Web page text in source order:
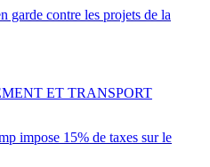
garde contre les projets de la
impose 15% de taxes sur le
ET TRANSPORT